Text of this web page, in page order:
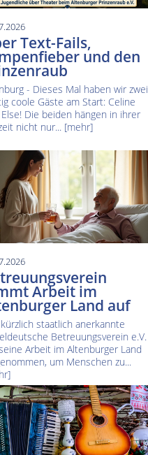
Text-Fails,
und den
- Dieses Mal haben wir zwei
coole Gäste am Start: Celine
Die beiden hängen in ihrer
nicht nur... [mehr]
Arbeit im
Land auf
staatlich anerkannte
Betreuungsverein e.V.
Arbeit im Altenburger Land
um Menschen zu...